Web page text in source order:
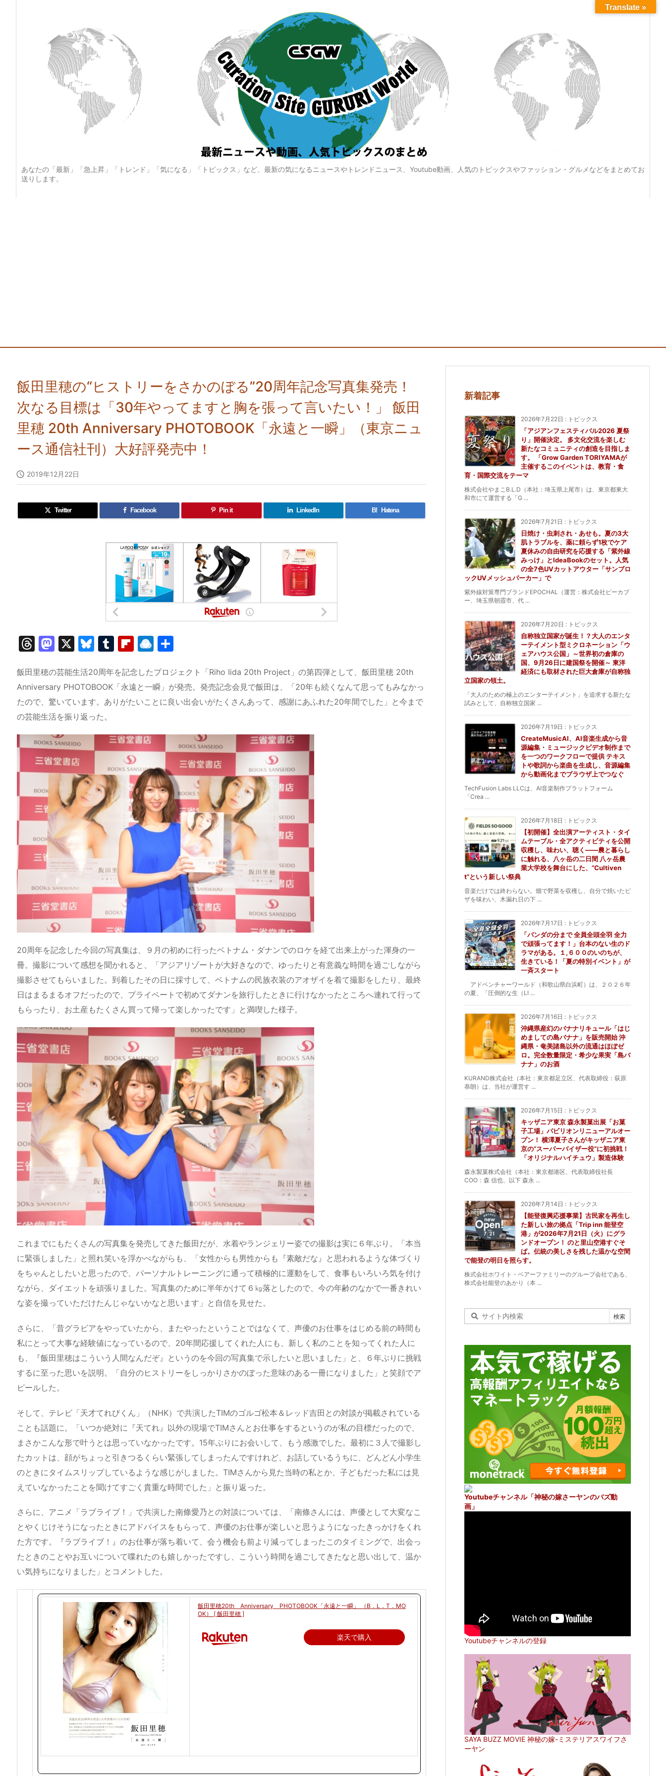
あなたの「最新」「急上昇」「トレンド」「気になる」「トピックス」など、最新の気になるニュースやトレンドニュース、Youtube動画、人気のトピックスやファッション・グルメなどをまとめてお
送りします。
飯田里穂の“ヒストリーをさかのぼる”20周年記念写真集発売！
次なる目標は「30年やってますと胸を張って言いたい！」 飯田
里穂 20th Anniversary PHOTOBOOK「永遠と一瞬」（東京ニュ
ース通信社刊）大好評発売中！
 2019年12月22日
Twitter Facebook Pin it LinkedIn B! Hatena
T
e
a
d
s
M
st
o
d
o
n
X
Bl
e
s
k
y
T
m
bl
r
Fl
b
o
ar
R
n
dr
o
io
飯田里穂の芸能生活20周年を記念したプロジェクト「Riho Iida 20th Project」の第四弾として、飯田里穂 20th
Anniversary PHOTOBOOK「永遠と一瞬」が発売。発売記念会見で飯田は、「20年も続くなんて思ってもみなかっ
たので、驚いています。ありがたいことに良い出会いがたくさんあって、感謝にあふれた20年間でした」と今まで
の芸能生活を振り返った。
20周年を記念した今回の写真集は、９月の初めに行ったベトナム・ダナンでのロケを経て出来上がった渾身の一
冊。撮影について感想を聞かれると、「アジアリゾートが大好きなので、ゆったりと有意義な時間を過ごしながら
撮影させてもらいました。到着したその日に採寸して、ベトナムの民族衣装のアオザイを着て撮影をしたり、最終
日はまるまるオフだったので、プライベートで初めてダナンを旅行したときに行けなかったところへ連れて行って
もらったり、お土産もたくさん買って帰って楽しかったです」と満喫した様子。
これまでにもたくさんの写真集を発売してきた飯田だが、水着やランジェリー姿での撮影は実に６年ぶり。「本当
に緊張しました」と照れ笑いを浮かべながらも、「女性からも男性からも『素敵だな』と思われるような体づくり
をちゃんとしたいと思ったので、パーソナルトレーニングに通って積極的に運動をして、食事もいろいろ気を付け
ながら、ダイエットを頑張りました。写真集のために半年かけて６㎏落としたので、今の年齢のなかで一番きれい
な姿を撮っていただけたんじゃないかなと思います」と自信を見せた。
さらに、「昔グラビアをやっていたから、またやったということではなくて、声優のお仕事をはじめる前の時間も
私にとって大事な経験値になっているので、20年間応援してくれた人にも、新しく私のことを知ってくれた人に
も、『飯田里穂はこういう人間なんだぞ』というのを今回の写真集で示したいと思いました」と、６年ぶりに挑戦
するに至った思いを説明。「自分のヒストリーをしっかりさかのぼった意味のある一冊になりました」と笑顔でア
ピールした。
そして、テレビ「天才てれびくん」（NHK）で共演したTIMのゴルゴ松本＆レッド吉田との対談が掲載されている
ことも話題に。「いつか絶対に『天てれ』以外の現場でTIMさんとお仕事をするというのが私の目標だったので、
まさかこんな形で叶うとは思っていなかったです。15年ぶりにお会いして、もう感激でした。最初に３人で撮影し
たカットは、顔がちょっと引きつるくらい緊張してしまったんですけれど、お話しているうちに、どんどん小学生
のときにタイムスリップしているような感じがしました。TIMさんから見た当時の私とか、子どもだった私には見
えていなかったことを聞けてすごく貴重な時間でした」と振り返った。
さらに、アニメ「ラブライブ！」で共演した南條愛乃との対談については、「南條さんには、声優として大変なこ
とやくじけそうになったときにアドバイスをもらって、声優のお仕事が楽しいと思うようになったきっかけをくれ
た方です。『ラブライブ！』のお仕事が落ち着いて、会う機会も前より減ってしまったこのタイミングで、出会っ
たときのことやお互いについて喋れたのも嬉しかったですし、こういう時間を過ごしてきたなと思い出して、温か
い気持ちになりました」とコメントした。
飯田里穂20th Anniversary PHOTOBOOK「永遠と一瞬」 （B．L．T．MO
OK） [ 飯田里穂 ]
楽天で購入
新着記事
2026年7月22日 : トピックス
「アジアンフェスティバル2026 夏祭
り」開催決定。 多文化交流を楽しむ
新たなコミュニティの創造を目指しま
す。 「Grow Garden TORIYAMAが
主催するこのイベントは、教育・食
育・国際交流をテーマ
株式会社やまこB.L.D（本社：埼玉県上尾市）は、東京都東大
和市にて運営する「G ...
2026年7月21日 : トピックス
日焼け・虫刺され・あせも。夏の3大
肌トラブルを、薬に頼らず1枚でケア
夏休みの自由研究を応援する「紫外線
みっけ」とIdeaBookのセット。人気
の全7色UVカットアウター「サンブロ
ックUVメッシュパーカー」で
紫外線対策専門ブランドEPOCHAL（運営：株式会社ピーカブ
ー、埼玉県朝霞市、代 ...
2026年7月20日 : トピックス
自称独立国家が誕生！？大人のエンタ
ーテイメント型ミクロネーション「ウ
ェアハウス公国」～世界初の倉庫の
国、9月26日に建国祭を開催～ 東洋
経済にも取材された巨大倉庫が自称独
立国家の領土。
「大人のための極上のエンターテイメント」を追求する新たな
試みとして、自称独立国家 ...
2026年7月19日 : トピックス
CreateMusicAI、AI音楽生成から音
源編集・ミュージックビデオ制作まで
を一つのワークフローで提供 テキス
トや歌詞から楽曲を生成し、音源編集
から動画化までブラウザ上でつなぐ
TechFusion Labs LLCは、AI音楽制作プラットフォーム
「Crea ...
2026年7月18日 : トピックス
【初開催】全出演アーティスト・タイ
ムテーブル・全アクティビティを公開
収穫し、味わい、聴く——農と暮らし
に触れる、八ヶ岳の二日間 八ヶ岳農
業大学校を舞台にした、“Cultiven
t”という新しい祭典
音楽だけでは終わらない。畑で野菜を収穫し、自分で焼いたピ
ザを味わい、木漏れ日の下 ...
2026年7月17日 : トピックス
「パンダの分まで 全員全頭全羽 全力
で頑張ってます！」台本のない生のド
ラマがある。１,６００のいのちが、
生きている！「夏の特別イベント」が
一斉スタート
アドベンチャーワールド（和歌山県白浜町）は、２０２６年
の夏、「圧倒的な生（LI ...
2026年7月16日 : トピックス
沖縄県産幻のバナナリキュール「はじ
めましての島バナナ」を販売開始 沖
縄県・奄美諸島以外の流通はほぼゼ
ロ。完全数量限定・希少な果実「島バ
ナナ」のお酒
KURAND株式会社（本社：東京都足立区、代表取締役：荻原
恭朗）は、当社が運営す ...
2026年7月15日 : トピックス
キッザニア東京 森永製菓出展「お菓
子工場」パビリオンリニューアルオー
プン！ 横澤夏子さんがキッザニア東
京の“スーパーバイザー役”に初挑戦！
「オリジナルハイチュウ」製造体験
森永製菓株式会社（本社：東京都港区、代表取締役社長
COO：森 信也、以下 森永 ...
2026年7月14日 : トピックス
【能登復興応援事業】古民家を再生し
た新しい旅の拠点「Trip inn 能登空
港」が2026年7月21日（火）にグラ
ンドオープン！ のと里山空港すぐそ
ば。伝統の美しさを残した温かな空間
で能登の明日を照らす。
株式会社ホワイト・ベアーファミリーのグループ会社である、
株式会社能登のあかり（本 ...
Youtubeチャンネル「神秘の嫁さーヤンのバズ動
画」
Youtubeチャンネルの登録
SAYA BUZZ MOVIE 神秘の嫁-ミステリアスワイフさ
ーヤン
Translate »